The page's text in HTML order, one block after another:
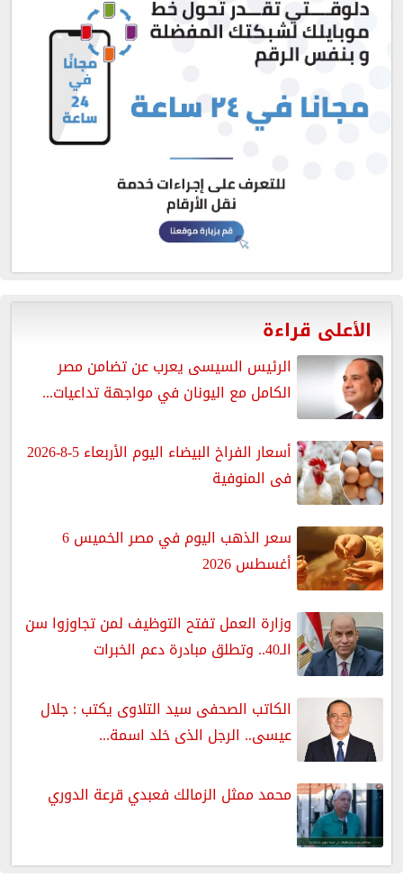
الأعلى قراءة
الرئيس السيسى يعرب عن تضامن مصر
الكامل مع اليونان في مواجهة تداعيات...
أسعار الفراخ البيضاء اليوم الأربعاء 5-8-2026
فى المنوفية
سعر الذهب اليوم في مصر الخميس 6
أغسطس 2026
وزارة العمل تفتح التوظيف لمن تجاوزوا سن
الـ40.. وتطلق مبادرة دعم الخبرات
الكاتب الصحفى سيد التلاوى يكتب : جلال
عيسى.. الرجل الذى خلد اسمة...
محمد ممثل الزمالك فعبدي قرعة الدوري